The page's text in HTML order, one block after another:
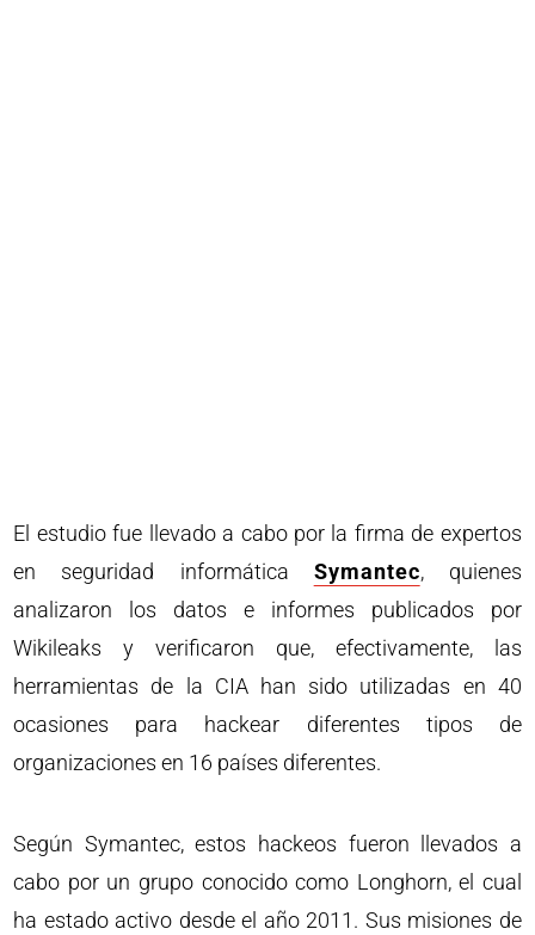
El estudio fue llevado a cabo por la firma de expertos
en seguridad informática Symantec, quienes
analizaron los datos e informes publicados por
Wikileaks y verificaron que, efectivamente, las
herramientas de la CIA han sido utilizadas en 40
ocasiones para hackear diferentes tipos de
organizaciones en 16 países diferentes.
Según Symantec, estos hackeos fueron llevados a
cabo por un grupo conocido como Longhorn, el cual
ha estado activo desde el año 2011. Sus misiones de